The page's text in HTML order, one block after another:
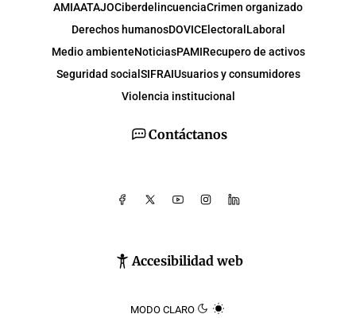
Contáctanos
Accesibilidad web
MODO CLARO
AMIAATAJOCiberdelincuenciaCrimen organizado
Derechos humanosDOVICElectoral Laboral
Medio ambienteNoticiasPAMIRecupero de activos
Seguridad social SIFRAIUsuarios y consumidores
Violencia institucional